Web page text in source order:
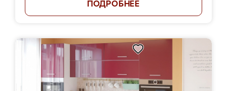
ПОДРОБНЕЕ